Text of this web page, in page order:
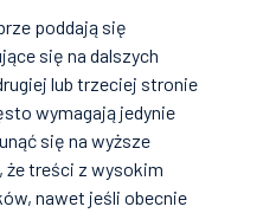
poddają się
się na dalszych
lub trzeciej stronie
wymagają jedynie
się na wyższe
że treści z wysokim
nawet jeśli obecnie